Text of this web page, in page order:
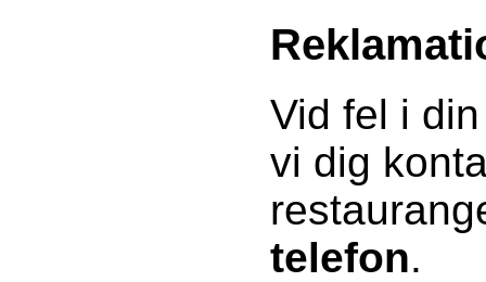
Vid fel i
vi dig
telefon.